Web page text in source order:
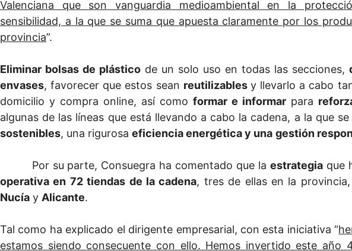
Valenciana que son vanguardia medioambiental en la
sensibilidad, a la que se suma que apuesta claramente por los
provincia”.
Eliminar bolsas de plásticode un solo uso en todas las secciones,
envases, favorecer que estos sean reutilizables y llevarlo a cabo
domicilio y compra online, así como formar e informarpara
algunas de las líneas que está llevando a cabo la cadena, a la que se
sostenibles, una rigurosa eficiencia energética y una gestión
Por su parte, Consuegra ha comentado que laestrategia que
operativa en 72 tiendas de la cadena, tres de ellas en la
Nucía y Alicante.
Tal como ha explicado el dirigente empresarial, con esta iniciativa “
estamos siendo consecuente con ello. Hemos invertido este año